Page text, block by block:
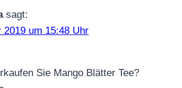
sagt:
2019 um 15:48 Uhr
Sie Mango Blätter Tee?